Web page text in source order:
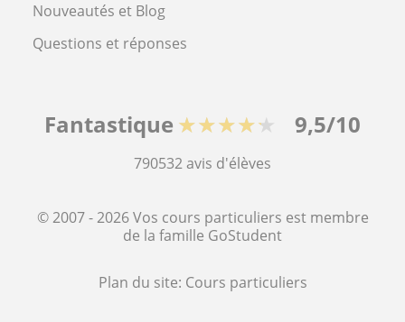
Nouveautés et Blog
Questions et réponses
Fantastique ★★★★★ 9,5/10
790532avis d'élèves
© 2007 - 2026 Vos cours particuliers est membre
de la famille GoStudent
Plan du site: Cours particuliers